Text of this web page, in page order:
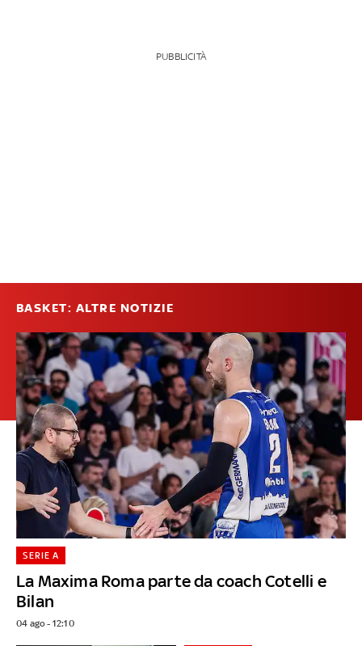
PUBBLICITÀ
BASKET: ALTRE NOTIZIE
La Maxima Roma parte da coach Cotelli e
Bilan
SERIE A
04 ago - 12:10